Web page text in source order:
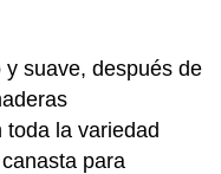
y suave, después de
toda la variedad
para